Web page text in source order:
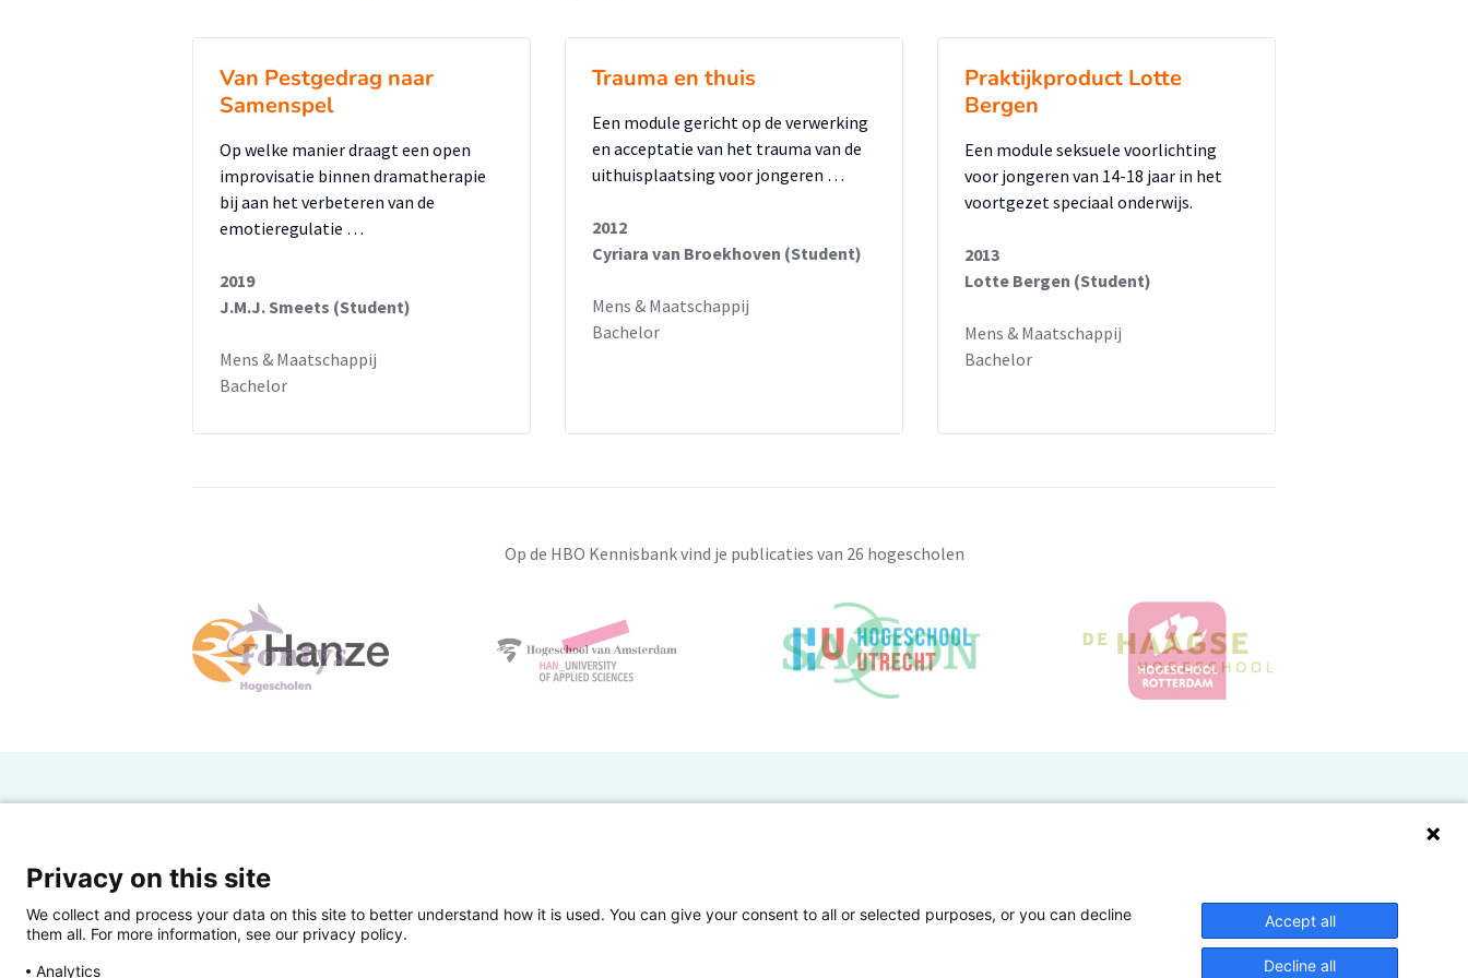
Van Pestgedrag naar
Samenspel
Op welke manier draagt een open
improvisatie binnen dramatherapie
bij aan het verbeteren van de
emotieregulatie …
2019
J.M.J. Smeets (Student)
Mens & Maatschappij
Bachelor
Trauma en thuis
Een module gericht op de verwerking
en acceptatie van het trauma van de
uithuisplaatsing voor jongeren …
2012
Cyriara van Broekhoven (Student)
Mens & Maatschappij
Bachelor
Praktijkproduct Lotte
Bergen
Een module seksuele voorlichting
voor jongeren van 14-18 jaar in het
voortgezet speciaal onderwijs.
2013
Lotte Bergen (Student)
Mens & Maatschappij
Bachelor
Op de HBO Kennisbank vind je publicaties van 26 hogescholen
Powered by SURF
Eigen onderzoek publiceren
Veelgestelde vragen
Lectoren en onderzoekers
Privacy on this site
We collect and process your data on this site to better understand how it is used. You can give your consent to all or selected purposes, or you can decline
them all. For more information, see our privacy policy.
Analytics
Accept all
Decline all